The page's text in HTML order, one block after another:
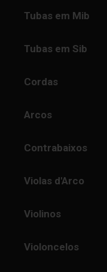
Tubas em Mib
Tubas em Sib
Cordas
Arcos
Contrabaixos
Violas d'Arco
Violinos
Violoncelos